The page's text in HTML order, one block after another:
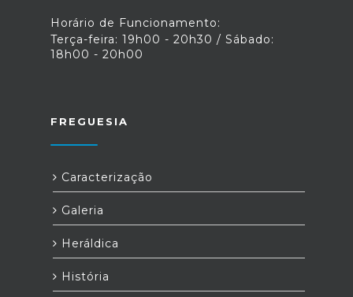
Horário de Funcionamento:
Terça-feira: 19h00 - 20h30 / Sábado:
18h00 - 20h00
FREGUESIA
Caracterização
Galeria
Heráldica
História